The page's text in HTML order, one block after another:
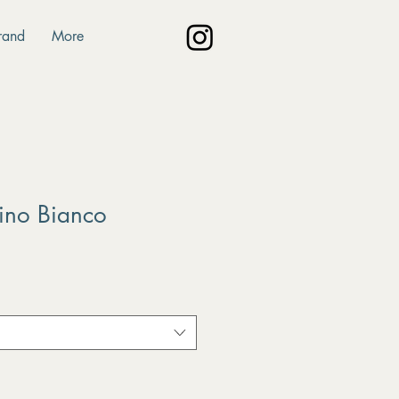
More
Bianco